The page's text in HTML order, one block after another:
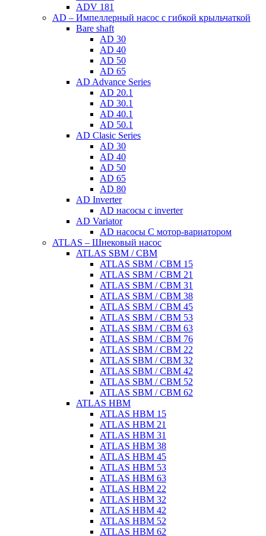
ADV 181
AD – Импеллерный насос с гибкой крыльчаткой
Bare shaft
AD 30
AD 40
AD 50
AD 65
AD Advance Series
AD 20.1
AD 30.1
AD 40.1
AD 50.1
AD Clasic Series
AD 30
AD 40
AD 50
AD 65
AD 80
AD Inverter
AD насосы с inverter
AD Variator
AD насосы С мотор-вариатором
ATLAS – Шнековый насос
ATLAS SBM / CBM
ATLAS SBM / CBM 15
ATLAS SBM / CBM 21
ATLAS SBM / CBM 31
ATLAS SBM / CBM 38
ATLAS SBM / CBM 45
ATLAS SBM / CBM 53
ATLAS SBM / CBM 63
ATLAS SBM / CBM 76
ATLAS SBM / CBM 22
ATLAS SBM / CBM 32
ATLAS SBM / CBM 42
ATLAS SBM / CBM 52
ATLAS SBM / CBM 62
ATLAS HBM
ATLAS HBM 15
ATLAS HBM 21
ATLAS HBM 31
ATLAS HBM 38
ATLAS HBM 45
ATLAS HBM 53
ATLAS HBM 63
ATLAS HBM 22
ATLAS HBM 32
ATLAS HBM 42
ATLAS HBM 52
ATLAS HBM 62